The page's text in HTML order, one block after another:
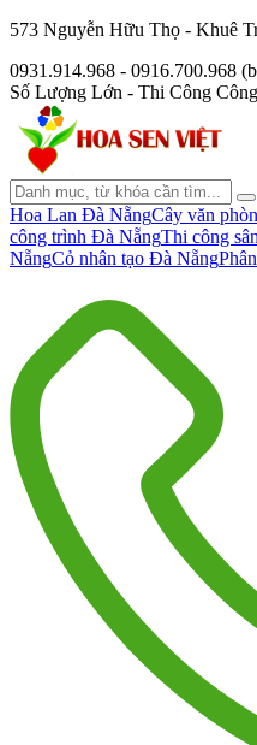
573 Nguyễn Hữu Thọ - Khuê
0931.914.968 - 0916.700.968
Số Lượng Lớn - Thi Công
Hoa Lan Đà NẵngCây văn
công trình Đà NẵngThi công
NẵngCỏ nhân tạo Đà Nẵng